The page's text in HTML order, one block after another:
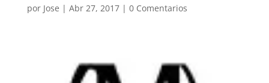
por Jose | Abr 27, 2017| 0 Comentarios